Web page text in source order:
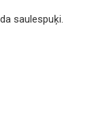
saulespuķi.